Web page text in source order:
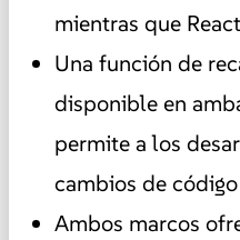
mientras que
Una función de
disponible en
permite a los
cambios de
Ambos marcos